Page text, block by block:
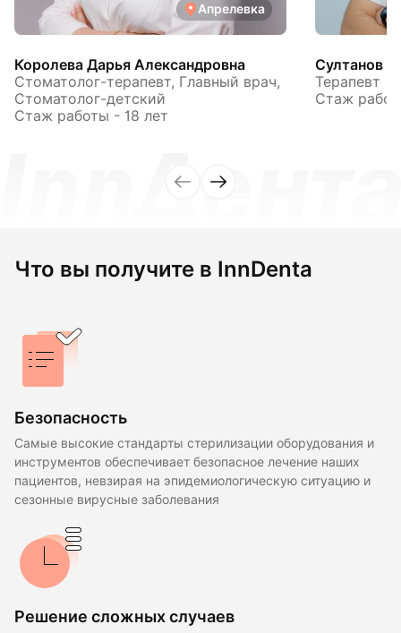
Апрелевка
Королева Дарья Александровна
Стоматолог-терапевт, Главный врач,
Стоматолог-детский
Стаж работы - 18 лет
Султанов
Терапевт
Стаж
Что вы получите в InnDenta
Безопасность
Самые высокие стандарты стерилизации оборудования и
инструментов обеспечивает безопасное лечение наших
пациентов, невзирая на эпидемиологическую ситуацию и
сезонные вирусные заболевания
Решение сложных случаев